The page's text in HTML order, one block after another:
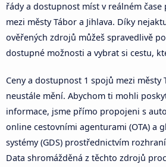
řády a dostupnost míst v reálném
mezi městy Tábor a Jihlava. Díky
ověřených zdrojů můžeš spravedlivě
dostupné možnosti a vybrat si cestu,
Ceny a dostupnost 1 spojů mezi městy
neustále mění. Abychom ti mohli
informace, jsme přímo propojeni s
online cestovními agenturami (OTA) a
systémy (GDS) prostřednictvím
Data shromážděná z těchto zdrojů